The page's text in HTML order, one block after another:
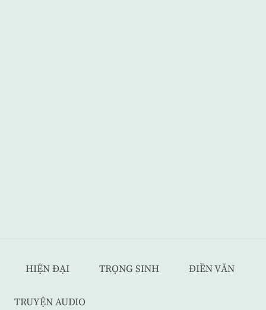
HIỆN ĐẠI TRỌNG SINH ĐIỀN VĂN
TRUYỆN AUDIO